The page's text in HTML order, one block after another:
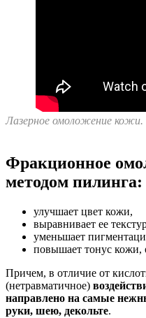
Лазерное омоложение кожи.
Фракционное
методом пилинга:
улучшает цвет кожи,
выравнивает ее
уменьшает
повышает тонус кожи,
Причем, в отличие от
(нетравматичное)
направлено на самые
руки, шею, декольте.